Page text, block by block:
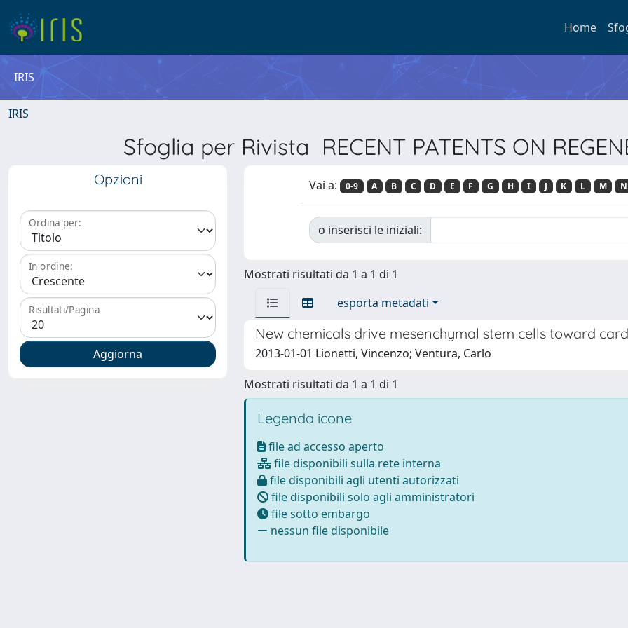
Home
IRIS
IRIS
Sfoglia per Rivista RECENT PATENTS ON
Opzioni
Ordina per:
In ordine:
Risultati/Pagina
Vai a: 0-9 A B C D E F G H I J K L M N
o inserisci le iniziali:
Mostrati risultati da 1 a 1 di 1
esporta metadati
New chemicals drive mesenchymal stem cells toward
2013-01-01 Lionetti, Vincenzo; Ventura, Carlo
Mostrati risultati da 1 a 1 di 1
Legenda icone
file ad accesso aperto
file disponibili sulla rete interna
file disponibili agli utenti autorizzati
file disponibili solo agli amministratori
file sotto embargo
nessun file disponibile